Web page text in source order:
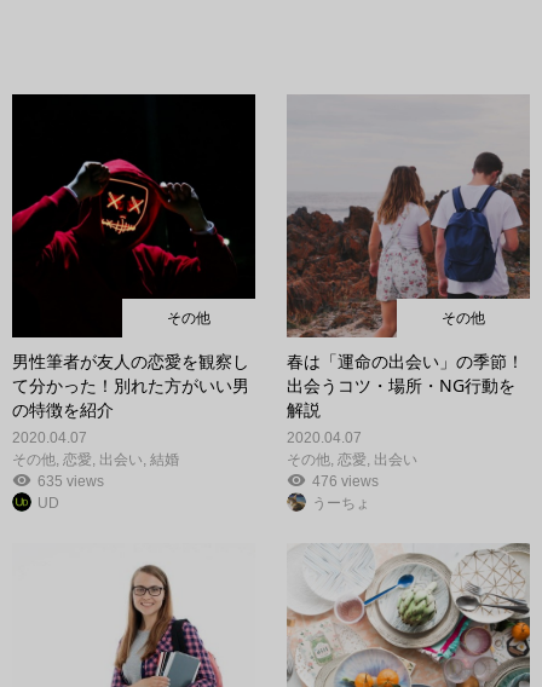
その他
男性筆者が友人の恋愛を観察し
て分かった！別れた方がいい男
の特徴を紹介
2020.04.07
その他 恋愛 出会い 結婚
635 views
UD
その他
春は「運命の出会い」の季節！
出会うコツ・場所・NG行動を
解説
2020.04.07
その他 ,恋愛 出会い
476 views
うーちょ